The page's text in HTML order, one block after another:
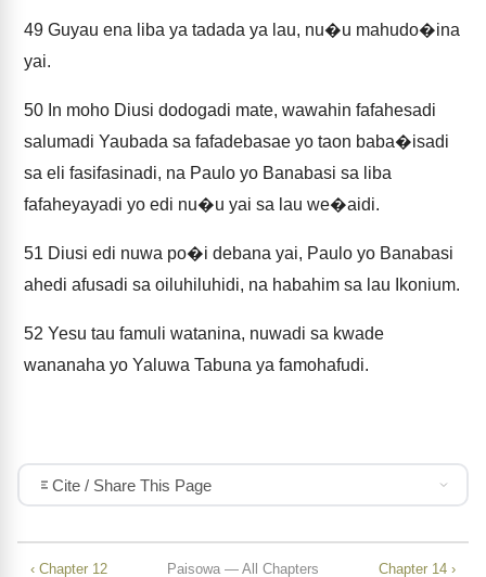
49 Guyau ena liba ya tadada ya lau, nu�u mahudo�ina
yai.
50 In moho Diusi dodogadi mate, wawahin fafahesadi
salumadi Yaubada sa fafadebasae yo taon baba�isadi
sa eli fasifasinadi, na Paulo yo Banabasi sa liba
fafaheyayadi yo edi nu�u yai sa lau we�aidi.
51 Diusi edi nuwa po�i debana yai, Paulo yo Banabasi
ahedi afusadi sa oiluhiluhidi, na habahim sa lau Ikonium.
52 Yesu tau famuli watanina, nuwadi sa kwade
wananaha yo Yaluwa Tabuna ya famohafudi.
Cite / Share This Page
‹ Chapter 12 Paisowa — All Chapters Chapter 14 ›